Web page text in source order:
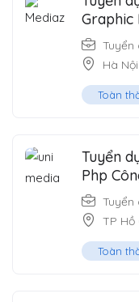
Graphic
Tuyển
Hà Nội
Toàn
Tuyển
Php
Tuyển
TP Hồ
Toàn